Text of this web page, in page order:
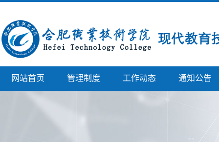
网站首页 管理制度 工作动态 通知公告